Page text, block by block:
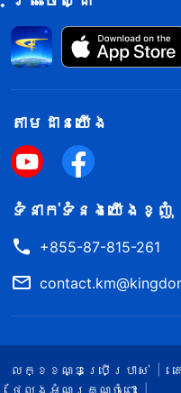
តាម​ដាន​យើង​
ទំនាក់​ទំនង​យើង​ខ្ញុំ
+855-87-815-261
លក្ខខណ្ឌ​ប្រើប្រាស់​
ថ្លែងអំណរគុណចំពោះ